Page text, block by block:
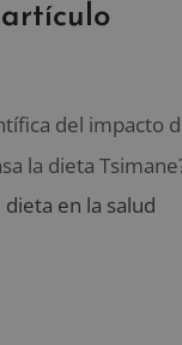
del impacto
la dieta
en la salud